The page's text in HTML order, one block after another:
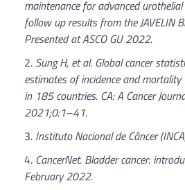
maintenance for advanced
follow up results from the JAVELIN
Presented at ASCO GU 2022.
Sung H, et al. Global cancer
estimates of incidence and
in 185 countries. CA: A Cancer
2021;0:1–41.
Instituto Nacional de Câncer
CancerNet. Bladder cancer:
February 2022.